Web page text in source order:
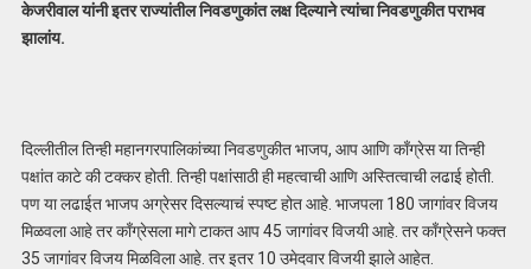
केजरीवाल यांनी इतर राज्यांतील निवडणुकांत लक्ष दिल्याने त्यांचा निवडणुकीत पराभव
झालांय.
दिल्लीतील तिन्ही महानगरपालिकांच्या निवडणुकीत भाजप, आप आणि काँग्रेस या तिन्ही
पक्षांत काटे की टक्कर होती. तिन्ही पक्षांसाठी ही महत्वाची आणि अस्तित्वाची लढाई होती.
पण या लढाईत भाजप अग्रेसर दिसल्याचं स्पष्ट होत आहे. भाजपला 180 जागांवर विजय
मिळवला आहे तर काँग्रेसला मागे टाकत आप 45 जागांवर विजयी आहे. तर काँग्रेसने फक्त
35 जागांवर विजय मिळविला आहे. तर इतर 10 उमेदवार विजयी झाले आहेत.